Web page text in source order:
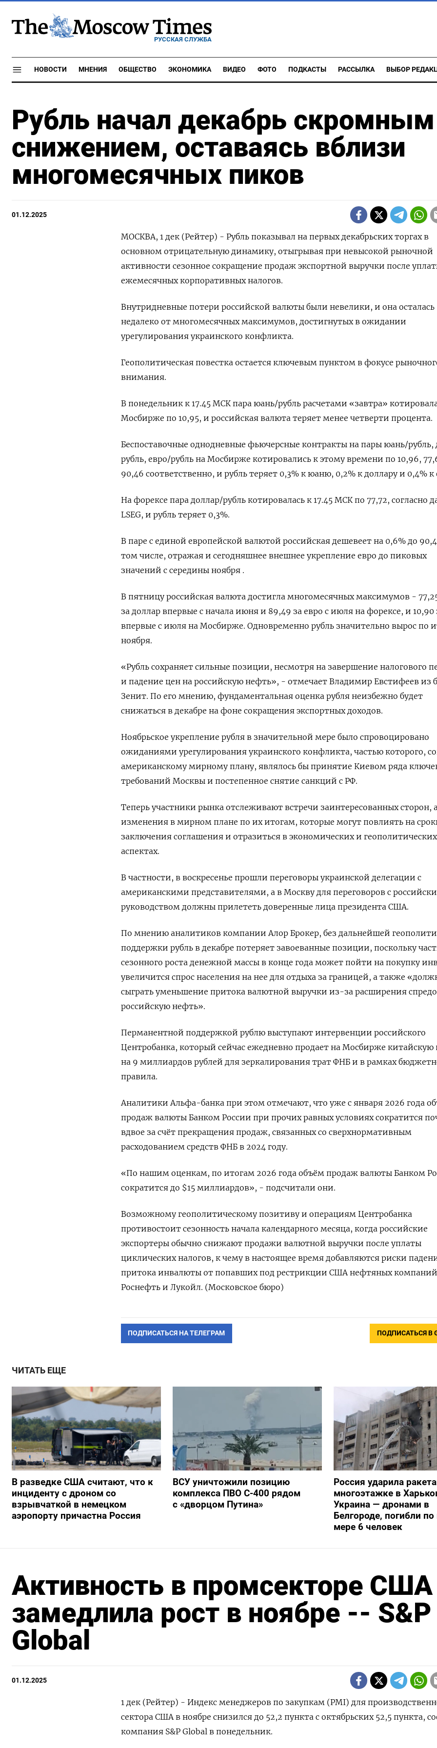
РУССКАЯ СЛУЖБА
НОВОСТИ МНЕНИЯ ОБЩЕСТВО ЭКОНОМИКА ВИДЕО ФОТО ПОДКАСТЫ РАССЫЛКА ВЫБОР
Рубль начал декабрь скромным
снижением, оставаясь вблизи
многомесячных пиков
01.12.2025
МОСКВА, 1 дек (Рейтер) - Рубль показывал на первых декабрьских торгах в
основном отрицательную динамику, отыгрывая при невысокой рыночной
активности сезонное сокращение продаж экспортной выручки после
ежемесячных корпоративных налогов.
Внутридневные потери российской валюты были невелики, и она осталась
недалеко от многомесячных максимумов, достигнутых в ожидании
урегулирования украинского конфликта.
Геополитическая повестка остается ключевым пунктом в фокусе
внимания.
В понедельник к 17.45 МСК пара юань/рубль расчетами «завтра»
Мосбирже по 10,95, и российская валюта теряет менее четверти процента.
Беспоставочные однодневные фьючерсные контракты на пары юань/рубль,
рубль, евро/рубль на Мосбирже котировались к этому времени по 10,96,
90,46 соответственно, и рубль теряет 0,3% к юаню, 0,2% к доллару и 0,4% к
На форексе пара доллар/рубль котировалась к 17.45 МСК по 77,72, согласно
LSEG, и рубль теряет 0,3%.
В паре с единой европейской валютой российская дешевеет на 0,6% до
том числе, отражая и сегодняшнее внешнее укрепление евро до пиковых
значений с середины ноября .
В пятницу российская валюта достигла многомесячных максимумов -
за доллар впервые с начала июня и 89,49 за евро с июля на форексе, и 10,90
впервые с июля на Мосбирже. Одновременно рубль значительно вырос по
ноября.
«Рубль сохраняет сильные позиции, несмотря на завершение налогового
и падение цен на российскую нефть», - отмечает Владимир Евстифеев из
Зенит. По его мнению, фундаментальная оценка рубля неизбежно будет
снижаться в декабре на фоне сокращения экспортных доходов.
Ноябрьское укрепление рубля в значительной мере было спровоцировано
ожиданиями урегулирования украинского конфликта, частью которого,
американскому мирному плану, являлось бы принятие Киевом ряда
требований Москвы и постепенное снятие санкций с РФ.
Теперь участники рынка отслеживают встречи заинтересованных сторон,
изменения в мирном плане по их итогам, которые могут повлиять на
заключения соглашения и отразиться в экономических и геополитических
аспектах.
В частности, в воскресенье прошли переговоры украинской делегации с
американскими представителями, а в Москву для переговоров с
руководством должны прилететь доверенные лица президента США.
По мнению аналитиков компании Алор Брокер, без дальнейшей
поддержки рубль в декабре потеряет завоеванные позиции, поскольку
сезонного роста денежной массы в конце года может пойти на покупку
увеличится спрос населения на нее для отдыха за границей, а также
сыграть уменьшение притока валютной выручки из-за расширения
российскую нефть».
Перманентной поддержкой рублю выступают интервенции российского
Центробанка, который сейчас ежедневно продает на Мосбирже китайскую
на 9 миллиардов рублей для зеркалирования трат ФНБ и в рамках
правила.
Аналитики Альфа-банка при этом отмечают, что уже с января 2026 года
продаж валюты Банком России при прочих равных условиях сократится
вдвое за счёт прекращения продаж, связанных со сверхнормативным
расходованием средств ФНБ в 2024 году.
«По нашим оценкам, по итогам 2026 года объём продаж валюты Банком
сократится до $15 миллиардов», - подсчитали они.
Возможному геополитическому позитиву и операциям Центробанка
противостоит сезонность начала календарного месяца, когда российские
экспортеры обычно снижают продажи валютной выручки после уплаты
циклических налогов, к чему в настоящее время добавляются риски
притока инвалюты от попавших под рестрикции США нефтяных компаний
Роснефть и Лукойл. (Московское бюро)
ПОДПИСАТЬСЯ НА ТЕЛЕГРАМ ПОДПИСАТЬСЯ В
ЧИТАТЬ ЕЩЕ
В разведке США считают, что к
инциденту с дроном со
взрывчаткой в немецком
аэропорту причастна Россия
ВСУ уничтожили позицию
комплекса ПВО С-400 рядом
с «дворцом Путина»
Россия ударила
многоэтажке в
Украина — дронами в
Белгороде, погибли
мере 6 человек
Активность в промсекторе США
замедлила рост в ноябре -- S&P
Global
01.12.2025
1 дек (Рейтер) - Индекс менеджеров по закупкам (PMI) для
сектора США в ноябре снизился до 52,2 пункта с октябрьских 52,5 пункта,
компания S&P Global в понедельник.